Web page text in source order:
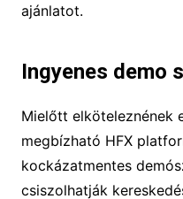
ajánlatot.
Ingyenes demo
Mielőtt elköteleznének
megbízható HFX
kockázatmentes
csiszolhatják